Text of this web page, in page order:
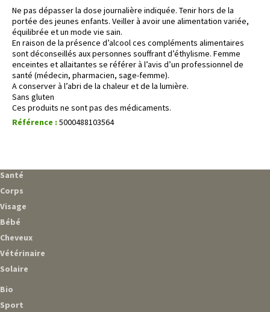
Ne pas dépasser la dose journalière indiquée. Tenir hors de la
portée des jeunes enfants. Veiller à avoir une alimentation variée,
équilibrée et un mode vie sain.
En raison de la présence d’alcool ces compléments alimentaires
sont déconseillés aux personnes souffrant d’éthylisme. Femme
enceintes et allaitantes se référer à l’avis d’un professionnel de
santé (médecin, pharmacien, sage-femme).
A conserver à l’abri de la chaleur et de la lumière.
Sans gluten
Ces produits ne sont pas des médicaments.
Référence : 5000488103564
Santé
Corps
Visage
Bébé
Cheveux
Vétérinaire
Solaire
Bio
Sport